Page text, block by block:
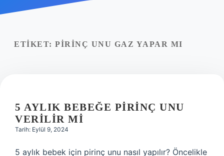
ETIKET: PIRINÇ UNU GAZ YAPAR MI
5 AYLIK BEBEĞE PIRINÇ UNU
VERILIR MI
Tarih: Eylül 9, 2024
5 aylık bebek için pirinç unu nasıl yapılır? Öncelikle